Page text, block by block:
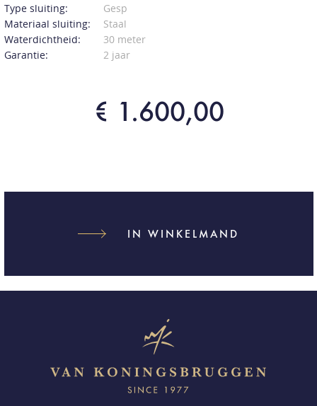
Type sluiting:
Gesp
Materiaal sluiting:
Staal
Waterdichtheid:
30 meter
Garantie:
2 jaar
€ 1.600,00
IN WINKELMAND